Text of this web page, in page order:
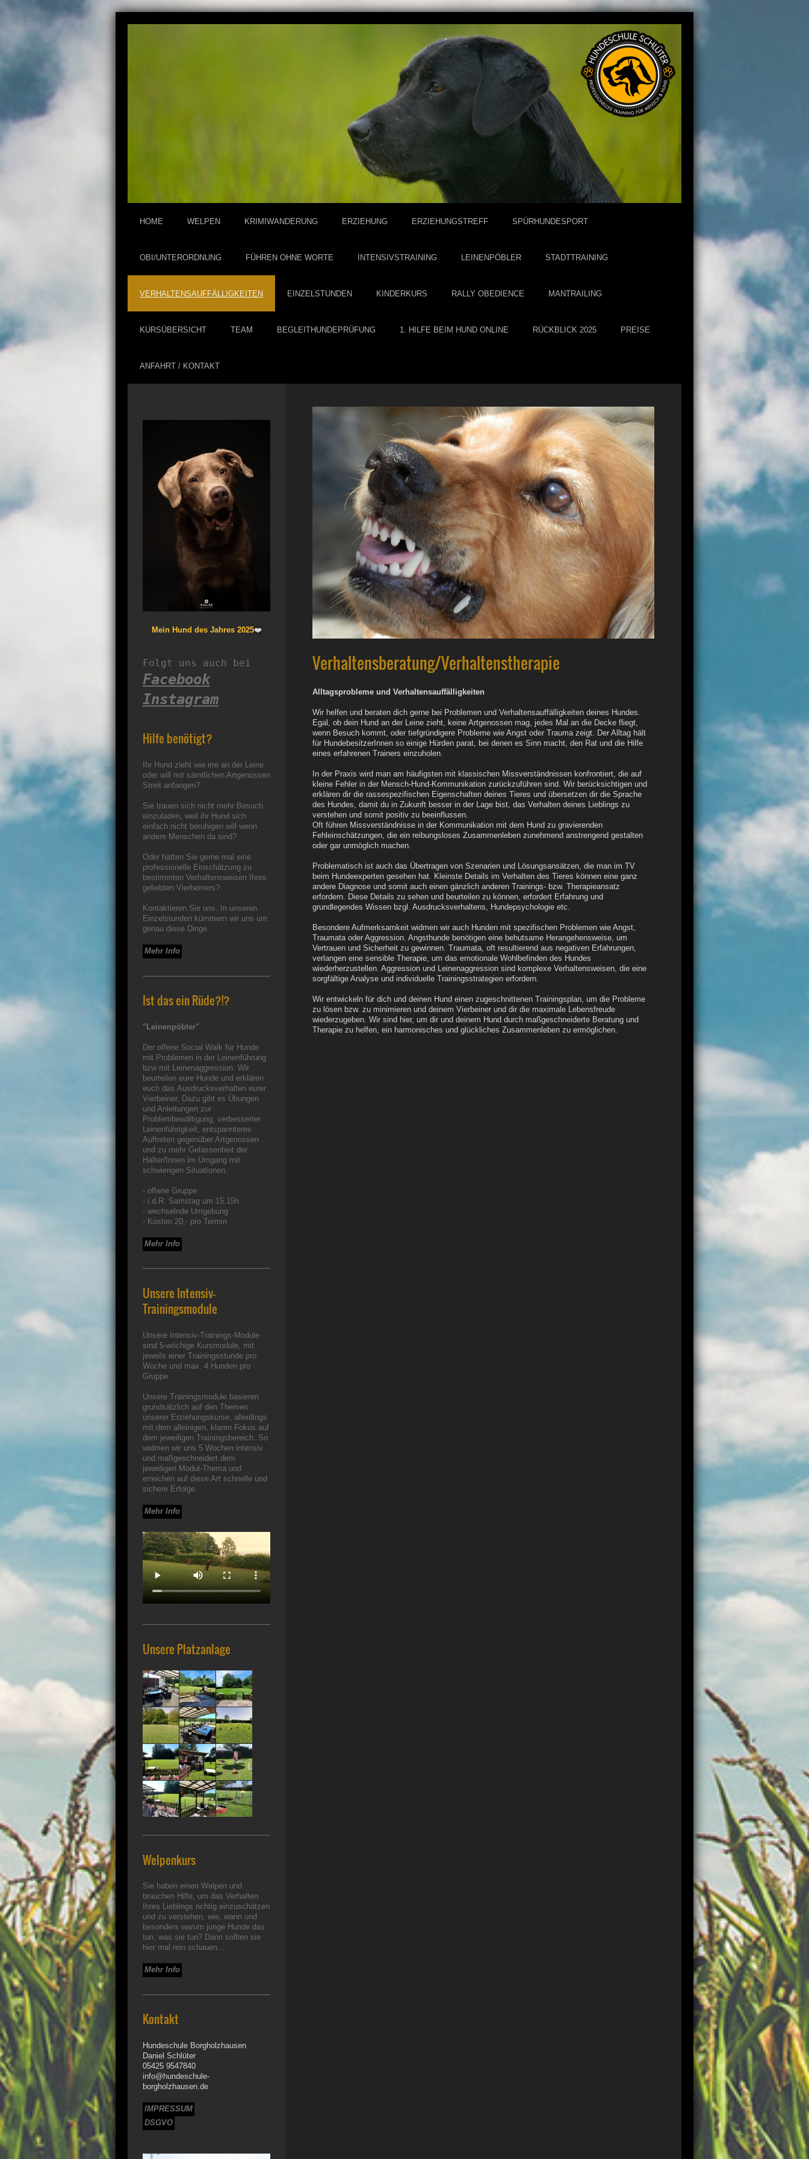
HOME WELPEN KRIMIWANDERUNG ERZIEHUNG ERZIEHUNGSTREFF SPÜRHUNDESPORT
OBI/UNTERORDNUNG FÜHREN OHNE WORTE INTENSIVSTRAINING LEINENPÖBLER STADTTRAINING
VERHALTENSAUFFÄLLIGKEITEN EINZELSTUNDEN KINDERKURS RALLY OBEDIENCE MANTRAILING
KURSÜBERSICHT TEAM BEGLEITHUNDEPRÜFUNG 1. HILFE BEIM HUND ONLINE RÜCKBLICK 2025 PREISE
ANFAHRT / KONTAKT
Verhaltensberatung/Verhaltenstherapie
Alltagsprobleme und Verhaltensauffälligkeiten
Wir helfen und beraten dich gerne bei Problemen und Verhaltensauffälligkeiten deines Hundes.
Egal, ob dein Hund an der Leine zieht, keine Artgenossen mag, jedes Mal an die Decke fliegt,
wenn Besuch kommt, oder tiefgründigere Probleme wie Angst oder Trauma zeigt.
Der Alltag hält
für HundebesitzerInnen so einige Hürden parat, bei denen es Sinn macht, den Rat und die Hilfe
eines erfahrenen Trainers einzuholen.
In der Praxis wird man am häufigsten mit klassischen Missverständnissen konfrontiert, die auf
kleine Fehler in der Mensch-Hund-Kommunikation zurückzuführen sind. Wir berücksichtigen und
erklären dir die rassespezifischen Eigenschaften deines Tieres und übersetzen dir die Sprache
des Hundes, damit du in Zukunft besser in der Lage bist, das Verhalten deines Lieblings zu
verstehen und somit positiv zu beeinflussen.
Oft führen Missverständnisse in der Kommunikation mit dem Hund zu gravierenden
Fehleinschätzungen, die ein reibungsloses Zusammenleben zunehmend anstrengend gestalten
oder gar unmöglich machen.
Problematisch ist auch das Übertragen von Szenarien und Lösungsansätzen, die man im TV
beim Hundeexperten gesehen hat. Kleinste Details im Verhalten des Tieres können eine ganz
andere Diagnose und somit auch einen gänzlich anderen Trainings- bzw. Therapieansatz
erfordern. Diese Details zu sehen und beurteilen zu können, erfordert Erfahrung und
grundlegendes Wissen bzgl. Ausdrucksverhaltens, Hundepsychologie etc.
Besondere Aufmerksamkeit widmen wir auch Hunden mit spezifischen Problemen wie Angst,
Traumata oder Aggression. Angsthunde benötigen eine behutsame Herangehensweise, um
Vertrauen und Sicherheit zu gewinnen. Traumata, oft resultierend aus negativen Erfahrungen,
verlangen eine sensible Therapie, um das emotionale Wohlbefinden des Hundes
wiederherzustellen. Aggression und Leinenaggression sind komplexe Verhaltensweisen, die eine
sorgfältige Analyse und individuelle Trainingsstrategien erfordern.
Wir entwickeln für dich und deinen Hund einen zugeschnittenen Trainingsplan, um die Probleme
zu lösen bzw. zu minimieren und deinem Vierbeiner und dir die maximale Lebensfreude
wiederzugeben. Wir sind hier, um dir und deinem Hund durch maßgeschneiderte Beratung und
Therapie zu helfen, ein harmonisches und glückliches Zusammenleben zu ermöglichen.
Mein Hund des Jahres 2025❤️
Facebook
Instagram
Hilfe benötigt?
Ihr Hund zieht wie irre an der Leine
oder will mit sämtlichen Artgenossen
Streit anfangen?
Sie trauen sich nicht mehr Besuch
einzuladen, weil ihr Hund sich
einfach nicht beruhigen will wenn
andere Menschen da sind?
Oder hätten Sie gerne mal eine
professionelle Einschätzung zu
bestimmten Verhaltensweisen Ihres
geliebten Vierbeiners?
Kontaktieren Sie uns. In unseren
Einzelstunden kümmern wir uns um
genau diese Dinge.
Mehr Info
Ist das ein Rüde?!?
"Leinenpöbler"
Der offene Social Walk für Hunde
mit Problemen in der Leinenführung
bzw mit Leinenaggression. Wir
beurteilen eure Hunde und erklären
euch das Ausdrucksverhalten eurer
Vierbeiner. Dazu gibt es Übungen
und Anleitungen zur
Problembewältigung, verbesserter
Leinenführigkeit, entspannteres
Auftreten gegenüber Artgenossen
und zu mehr Gelassenheit der
Halter/Innen im Umgang mit
schwierigen Situationen.
- offene Gruppe
- i.d.R. Samstag um 15.15h
- wechselnde Umgebung
- Kosten 20,- pro Termin
Mehr Info
Unsere Intensiv-
Trainingsmodule
Unsere Intensiv-Trainings-Module
sind 5-wöchige Kursmodule, mit
jeweils einer Trainingsstunde pro
Woche und max. 4 Hunden pro
Gruppe.
Unsere Trainingsmodule basieren
grundsätzlich auf den Themen
unserer Erziehungskurse, allerdings
mit dem alleinigen, klaren Fokus auf
dem jeweiligen Trainingsbereich. So
widmen wir uns 5 Wochen intensiv
und maßgeschneidert dem
jeweiligen Modul-Thema und
erreichen auf diese Art schnelle und
sichere Erfolge.
Mehr Info
Unsere Platzanlage
Welpenkurs
Sie haben einen Welpen und
brauchen Hilfe, um das Verhalten
Ihres Lieblings richtig einzuschätzen
und zu verstehen, wie, wann und
besonders warum junge Hunde das
tun, was sie tun? Dann sollten sie
hier mal rein schauen...
Mehr Info
Kontakt
Hundeschule Borgholzhausen
Daniel Schlüter
05425 9547840
info@hundeschule-
borgholzhausen.de
IMPRESSUM
DSGVO